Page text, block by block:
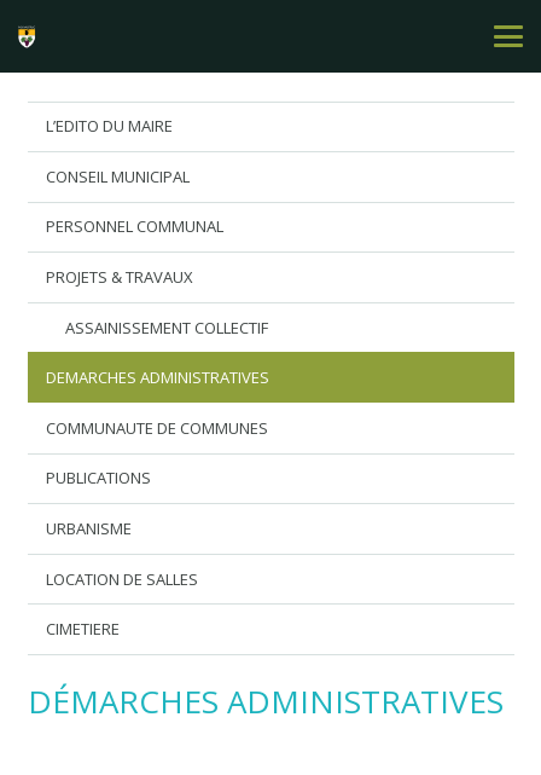
L’EDITO DU MAIRE
CONSEIL MUNICIPAL
PERSONNEL COMMUNAL
PROJETS & TRAVAUX
ASSAINISSEMENT COLLECTIF
DEMARCHES ADMINISTRATIVES
COMMUNAUTE DE COMMUNES
PUBLICATIONS
URBANISME
LOCATION DE SALLES
CIMETIERE
DÉMARCHES ADMINISTRATIVES